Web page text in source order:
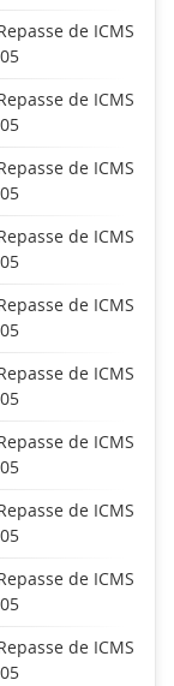
de ICMS
de ICMS
de ICMS
de ICMS
de ICMS
de ICMS
de ICMS
de ICMS
de ICMS
de ICMS